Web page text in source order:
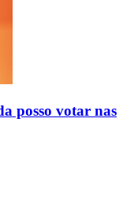
posso votar nas